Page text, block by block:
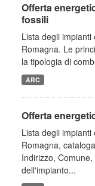
Offerta
fossili
Lista degli
Romagna. Le
la tipologia di
ARC
Offerta
Lista degli
Romagna,
Indirizzo,
dell'impianto...